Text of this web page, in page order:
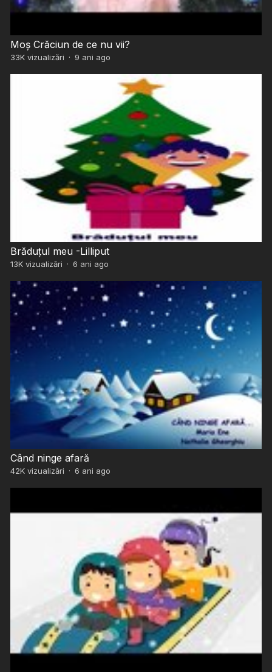
Moș Crăciun de ce nu vii?
33Kvizualizări · 9 ani ago
Brăduțul meu -Lilliput
13Kvizualizări · 6 ani ago
Când ninge afară
42Kvizualizări · 6 ani ago